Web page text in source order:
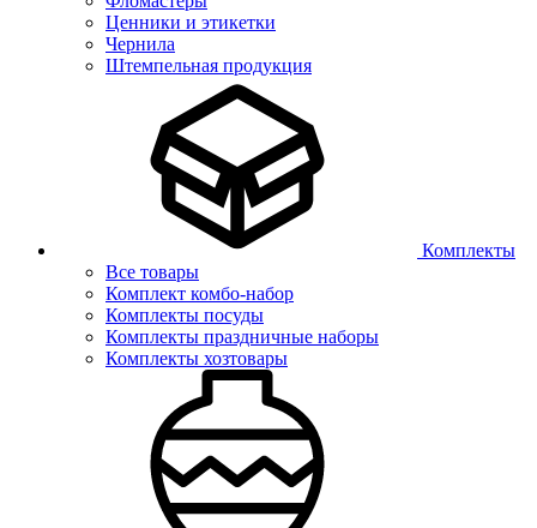
Ценники и этикетки
Чернила
Штемпельная продукция
Комплекты
Все товары
Комплект комбо-набор
Комплекты посуды
Комплекты праздничные наборы
Комплекты хозтовары